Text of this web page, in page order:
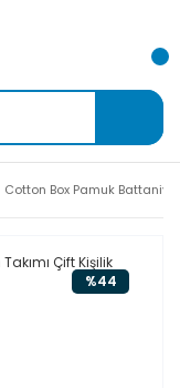
Cotton Box Pamuk
%44